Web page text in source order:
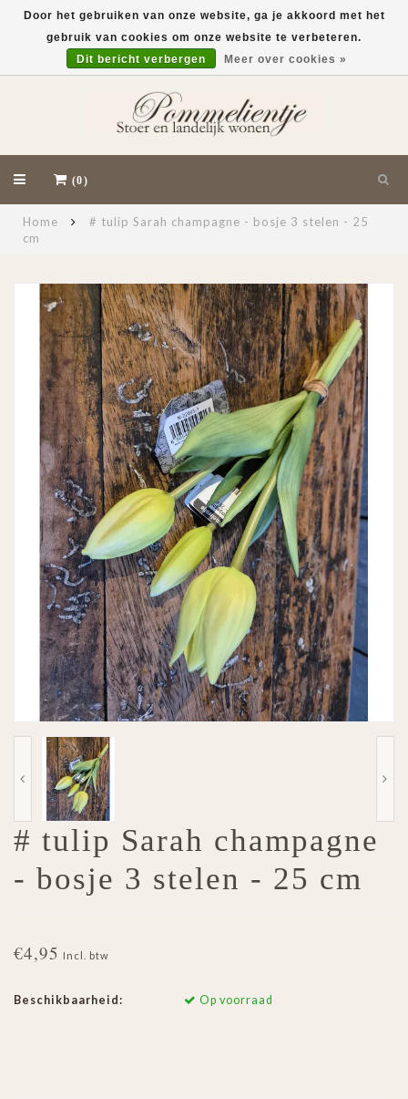
(0)
Home
# tulip Sarah champagne - bosje 3 stelen - 25
cm
# tulip Sarah champagne
- bosje 3 stelen - 25 cm
€4,95 Incl. btw
Beschikbaarheid: Op voorraad
Door het gebruiken van onze website, ga je akkoord met het
gebruik van cookies om onze website te verbeteren.
Dit bericht verbergen
Meer over cookies »